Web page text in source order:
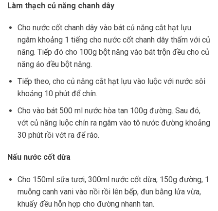
Làm thạch củ năng chanh dây
Cho nước cốt chanh dây vào bát củ năng cắt hạt lựu
ngâm khoảng 1 tiếng cho nước cốt chanh dây thấm với củ
năng. Tiếp đó cho 100g bột năng vào bát trộn đều cho củ
năng áo đều bột năng.
Tiếp theo, cho củ năng cắt hạt lựu vào luộc với nước sôi
khoảng 10 phút để chín.
Cho vào bát 500 ml nước hòa tan 100g đường. Sau đó,
vớt củ năng luộc chín ra ngâm vào tô nước đường khoảng
30 phút rồi vớt ra để ráo.
Nấu nước cốt dừa
Cho 150ml sữa tươi, 300ml nước cốt dừa, 150g đường, 1
muỗng canh vani vào nồi rồi lên bếp, đun bằng lửa vừa,
khuấy đều hỗn hợp cho đường nhanh tan.